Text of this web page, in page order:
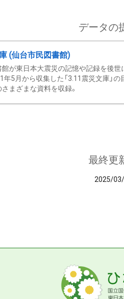
データの
(仙台市民図書館)
が東日本大震災の記憶や記録を後世
年5月から収集した「3.11震災文庫」
まざまな資料を収録。
最終更
2025/